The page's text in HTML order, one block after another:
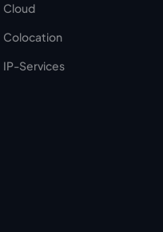
Cloud
Colocation
IP-Services